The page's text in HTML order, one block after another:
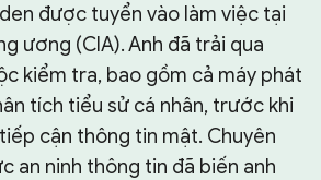
được tuyển vào làm việc tại
ương (CIA). Anh đã trải qua
kiểm tra, bao gồm cả máy phát
tích tiểu sử cá nhân, trước khi
cận thông tin mật. Chuyên
an ninh thông tin đã biến anh